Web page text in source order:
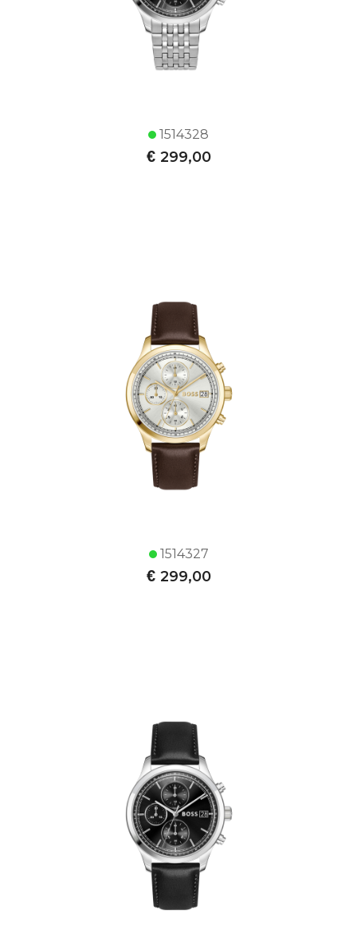
1514328
€ 299,00
1514327
€ 299,00